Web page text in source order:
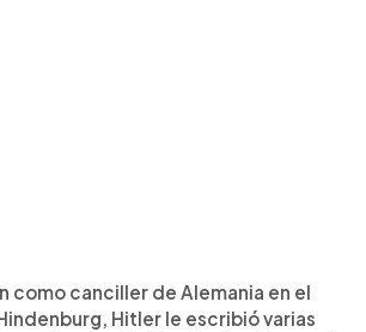
como canciller de Alemania en el
Hitler le escribió varias